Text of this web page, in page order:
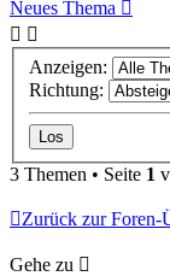
Neues Thema
Anzeigen:
Richtung:
3 Themen • Seite 1
Zurück zur Foren-
Gehe zu